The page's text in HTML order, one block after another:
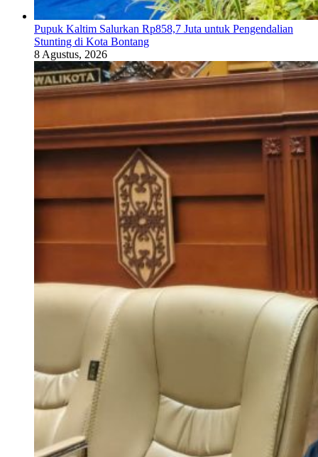
Pupuk Kaltim Salurkan Rp858,7 Juta untuk Pengendalian
Stunting di Kota Bontang
8 Agustus, 2026